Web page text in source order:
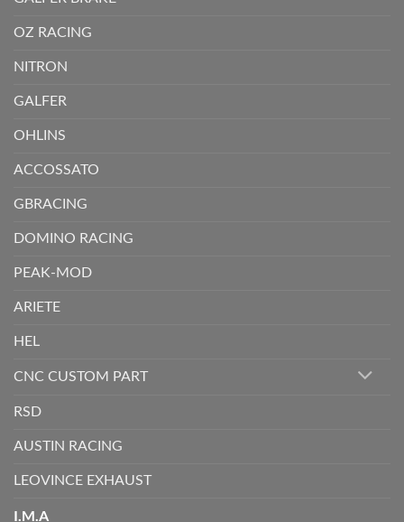
OZ RACING
NITRON
GALFER
OHLINS
ACCOSSATO
GBRACING
DOMINO RACING
PEAK-MOD
ARIETE
HEL
CNC CUSTOM PART
RSD
AUSTIN RACING
LEOVINCE EXHAUST
I.M.A